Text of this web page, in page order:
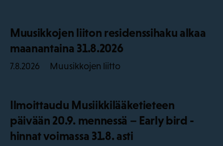
Muusikkojen liiton residenssihaku alkaa
maanantaina 31.8.2026
7.8.2026 Muusikkojen liitto
Ilmoittaudu Musiikkilääketieteen
päivään 20.9. mennessä – Early bird -
hinnat voimassa 31.8. asti